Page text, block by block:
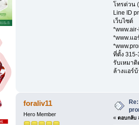
โทรด่วน
Line ID
เว็บไซต์
*www.แ
ที่ตั้ง
รับเหมา
ล้างแอร์
foraliv11
Hero Member
« ตอบกลับ